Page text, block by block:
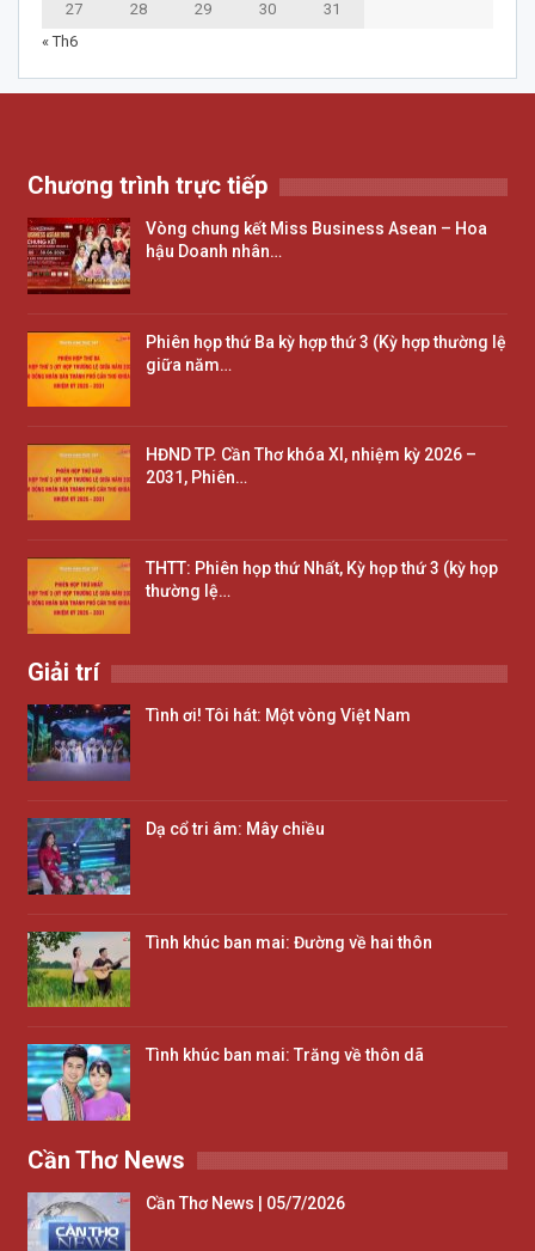
27 28 29 30
31
« Th6
Chương trình trực tiếp
Vòng chung kết Miss Business Asean – Hoa
hậu Doanh nhân…
Phiên họp thứ Ba kỳ hợp thứ 3 (Kỳ hợp thường lệ
giữa năm…
HĐND TP. Cần Thơ khóa XI, nhiệm kỳ 2026 –
2031, Phiên…
THTT: Phiên họp thứ Nhất, Kỳ họp thứ 3 (kỳ họp
thường lệ…
Giải trí
Tình ơi! Tôi hát: Một vòng Việt Nam
Dạ cổ tri âm: Mây chiều
Tình khúc ban mai: Đường về hai thôn
Tình khúc ban mai: Trăng về thôn dã
Cần Thơ News
Cần Thơ News | 05/7/2026